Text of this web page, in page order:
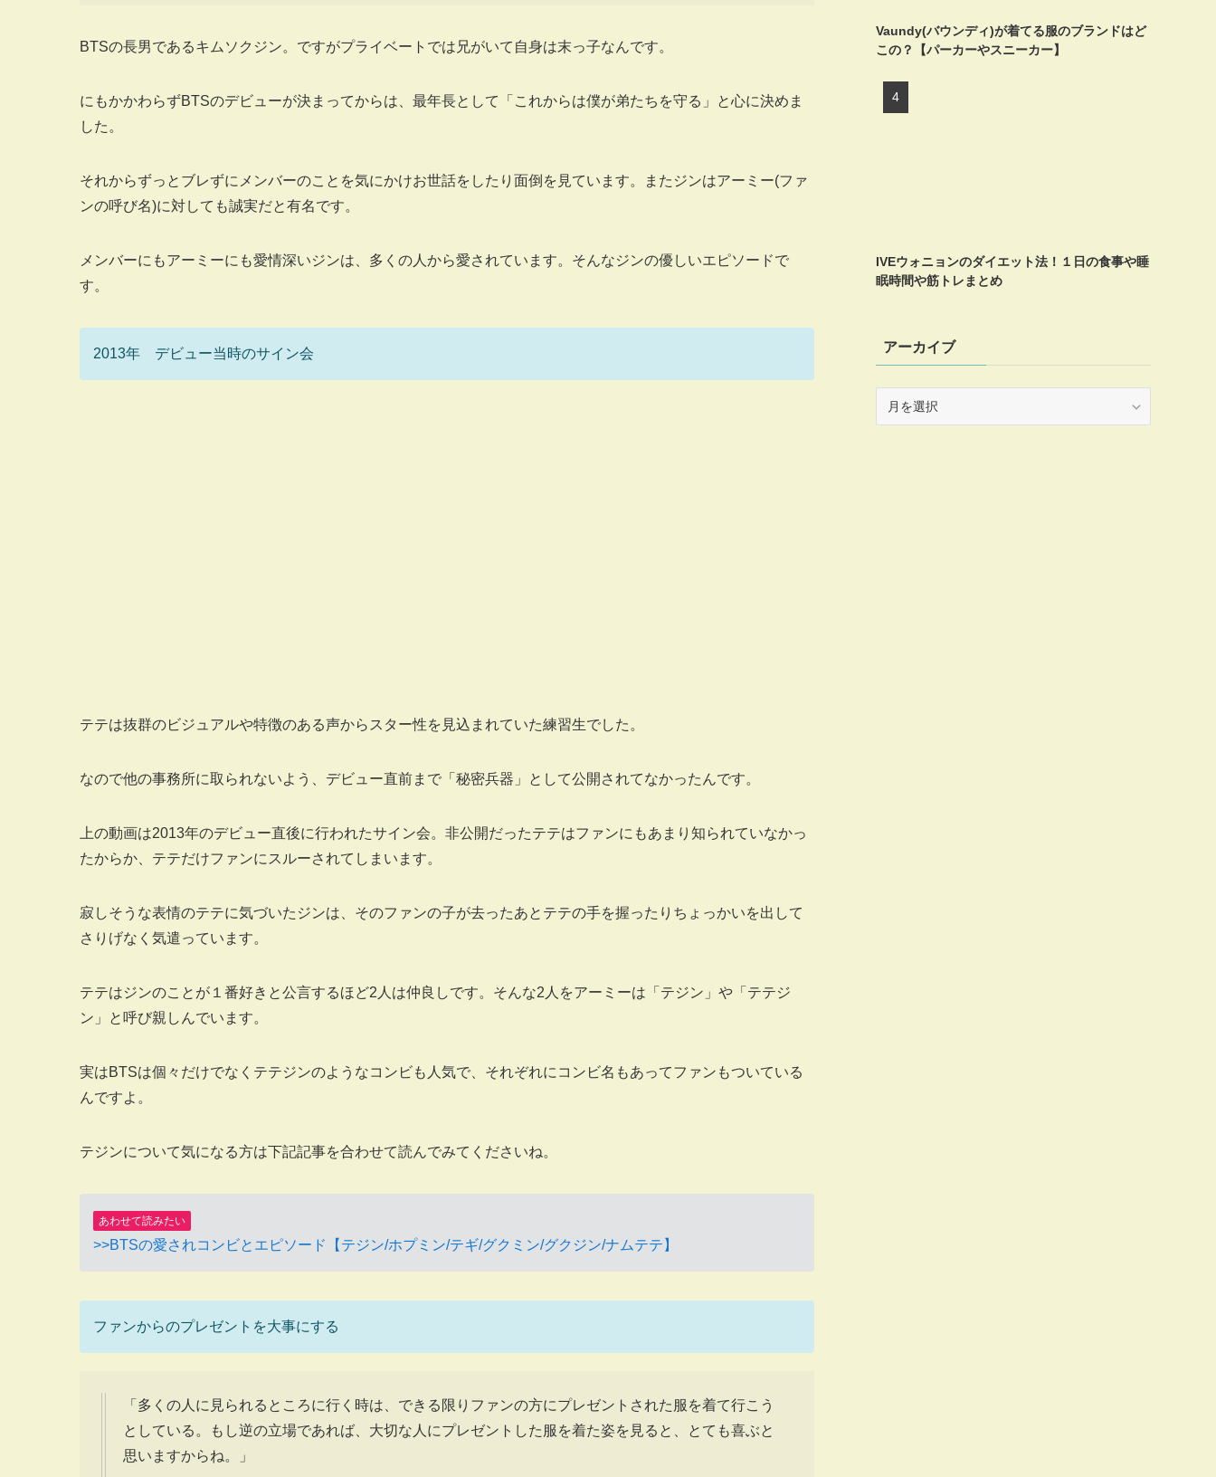
BTSの長男であるキムソクジン。ですがプライベートでは兄がいて自身は末っ子なんです。
にもかかわらずBTSのデビューが決まってからは、最年長として「これからは僕が弟たちを守る」と心に決めま
した。
それからずっとブレずにメンバーのことを気にかけお世話をしたり面倒を見ています。またジンはアーミー(ファ
ンの呼び名)に対しても誠実だと有名です。
メンバーにもアーミーにも愛情深いジンは、多くの人から愛されています。そんなジンの優しいエピソードで
す。
2013年 デビュー当時のサイン会
テテは抜群のビジュアルや特徴のある声からスター性を見込まれていた練習生でした。
なので他の事務所に取られないよう、デビュー直前まで「秘密兵器」として公開されてなかったんです。
上の動画は2013年のデビュー直後に行われたサイン会。非公開だったテテはファンにもあまり知られていなかっ
たからか、テテだけファンにスルーされてしまいます。
寂しそうな表情のテテに気づいたジンは、そのファンの子が去ったあとテテの手を握ったりちょっかいを出して
さりげなく気遣っています。
テテはジンのことが１番好きと公言するほど2人は仲良しです。そんな2人をアーミーは「テジン」や「テテジ
ン」と呼び親しんでいます。
実はBTSは個々だけでなくテテジンのようなコンビも人気で、それぞれにコンビ名もあってファンもついている
んですよ。
テジンについて気になる方は下記記事を合わせて読んでみてくださいね。
あわせて読みたい
>>BTSの愛されコンビとエピソード【テジン/ホプミン/テギ/グクミン/グクジン/ナムテテ】
ファンからのプレゼントを大事にする
「多くの人に見られるところに行く時は、できる限りファンの方にプレゼントされた服を着て行こう
としている。もし逆の立場であれば、大切な人にプレゼントした服を着た姿を見ると、とても喜ぶと
思いますからね。」
Vaundy(バウンディ)が着てる服のブランドはど
この？【パーカーやスニーカー】
IVEウォニョンのダイエット法！１日の食事や睡
眠時間や筋トレまとめ
アーカイブ